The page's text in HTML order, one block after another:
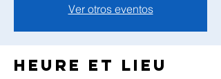
Ver otros eventos
Heure et lieu